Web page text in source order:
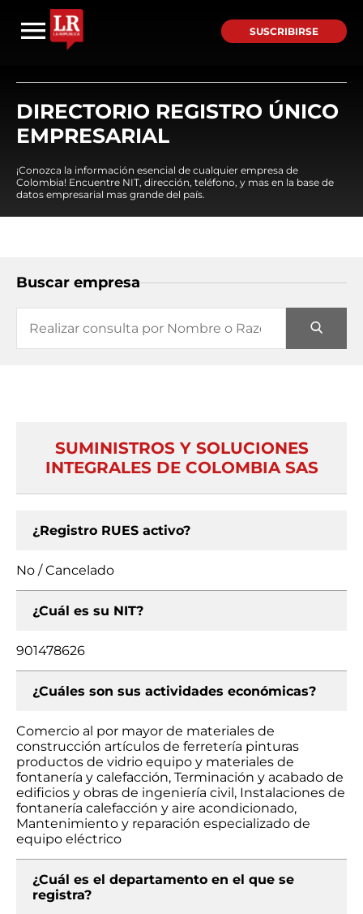
SUSCRIBIRSE
DIRECTORIO REGISTRO ÚNICO
EMPRESARIAL
¡Conozca la información esencial de cualquier empresa de
Colombia! Encuentre NIT, dirección, teléfono, y mas en la base de
datos empresarial mas grande del país.
Buscar empresa
SUMINISTROS Y SOLUCIONES
INTEGRALES DE COLOMBIA SAS
¿Registro RUES activo?
No / Cancelado
¿Cuál es su NIT?
901478626
¿Cuáles son sus actividades económicas?
Comercio al por mayor de materiales de
construcción artículos de ferretería pinturas
productos de vidrio equipo y materiales de
fontanería y calefacción, Terminación y acabado de
edificios y obras de ingeniería civil, Instalaciones de
fontanería calefacción y aire acondicionado,
Mantenimiento y reparación especializado de
equipo eléctrico
¿Cuál es el departamento en el que se
registra?